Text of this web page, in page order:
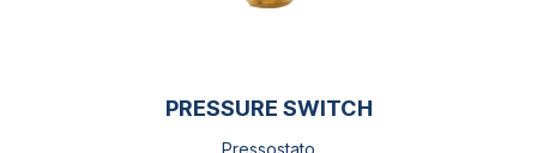
PRESSURE SWITCH
Pressostato